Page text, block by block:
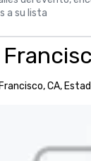
a su lista
CA,